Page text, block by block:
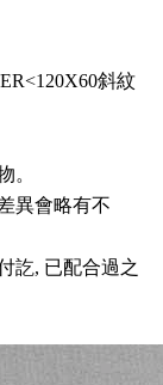
斜紋
。
異會略有不
訖, 已配合過之